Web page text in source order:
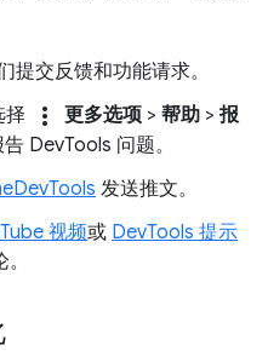
提交反馈和功能请求。
择
more_vert 更多选项 > 帮助 > 报
告 DevTools 问题。
发送推文。
视频或 DevTools 提示